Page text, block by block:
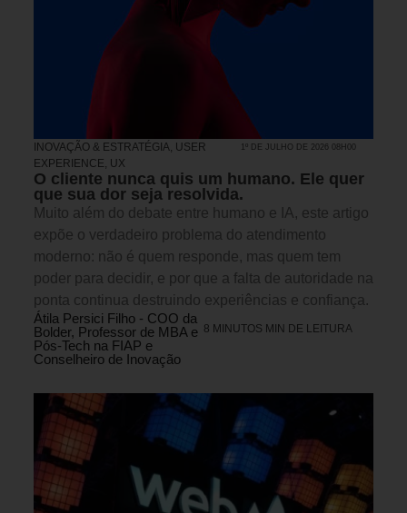
INOVAÇÃO & ESTRATÉGIA, USER
EXPERIENCE, UX
1º DE JULHO DE 2026 08H00
O cliente nunca quis um humano. Ele quer
que sua dor seja resolvida.
Muito além do debate entre humano e IA, este artigo
expõe o verdadeiro problema do atendimento
moderno: não é quem responde, mas quem tem
poder para decidir, e por que a falta de autoridade na
ponta continua destruindo experiências e confiança.
Átila Persici Filho - COO da
Bolder, Professor de MBA e
Pós-Tech na FIAP e
Conselheiro de Inovação
8 MINUTOS MIN DE LEITURA